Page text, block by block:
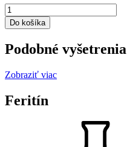
množstvo
GMT
Do košíka
Podobné vyšetrenia
Zobraziť viac
Feritín